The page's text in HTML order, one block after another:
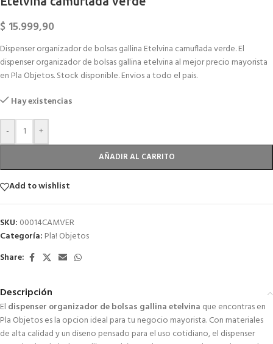
$ 15.999,90
Dispenser organizador de bolsas gallina Etelvina camuflada verde. El
dispenser organizador de bolsas gallina etelvina al mejor precio mayorista
en Pla Objetos. Stock disponible. Envios a todo el pais.
Hay existencias
- +
AÑADIR AL CARRITO
Add to wishlist
SKU: 00014CAMVER
Categoría: Pla! Objetos
Share:
Descripción
El dispenser organizador de bolsas gallina etelvina que encontras en
Pla Objetos es la opcion ideal para tu negocio mayorista. Con materiales
de alta calidad y un diseno pensado para el uso cotidiano, el dispenser